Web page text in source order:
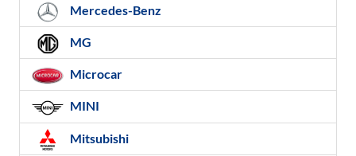
Mercedes-Benz
MG
Microcar
MINI
Mitsubishi